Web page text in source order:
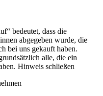
bedeutet, dass die
abgegeben wurde, die
bei uns gekauft haben.
alle, die ein
Hinweis schließen